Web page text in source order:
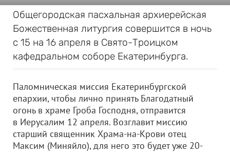
Общегородская пасхальная архиерейская
Божественная литургия совершится в ночь
с 15 на 16 апреля в Свято-Троицком
кафедральном соборе Екатеринбурга.
Паломническая миссия Екатеринбургской
епархии, чтобы лично принять Благодатный
огонь в храме Гроба Господня, отправится
в Иерусалим 12 апреля. Возглавит миссию
старший священник Храма-на-Крови отец
Максим (Миняйло), для него это будет уже 20-